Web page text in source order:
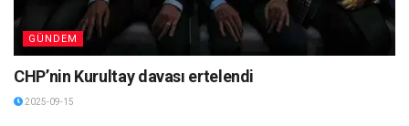
GÜNDEM
CHP’nin Kurultay davası ertelendi
2025-09-15